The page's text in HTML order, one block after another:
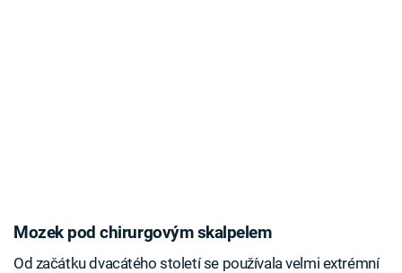
Mozek pod chirurgovým skalpelem
Od začátku dvacátého století se používala velmi extrémní